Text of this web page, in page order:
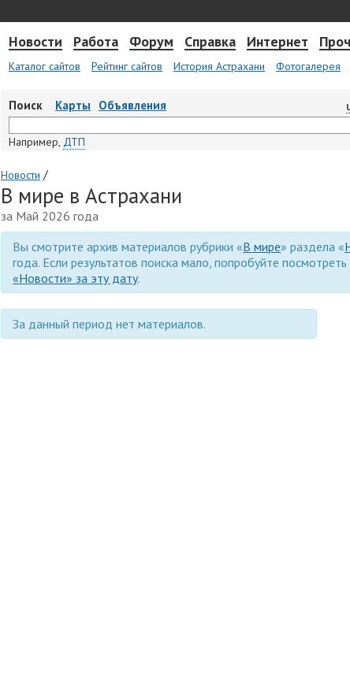
Новости Работа Форум Справка Интернет
Каталог сайтов Рейтинг сайтов История Астрахани Фотогалерея
Поиск Карты Объявления
Например, ДТП
Новости /
В мире в Астрахани
за Май 2026 года
Вы смотрите архив материалов рубрики «В мире» раздела «
года. Если результатов поиска мало, попробуйте посмотреть
«Новости» за эту дату.
За данный период нет материалов.